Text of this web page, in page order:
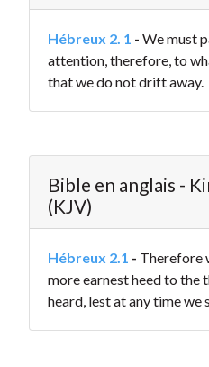
Hébreux 2. 1 - We must
attention, therefore, to
that we do not drift away.
Bible en anglais -
(KJV)
Hébreux 2.1 - Therefore
more earnest heed to the
heard, lest at any time we